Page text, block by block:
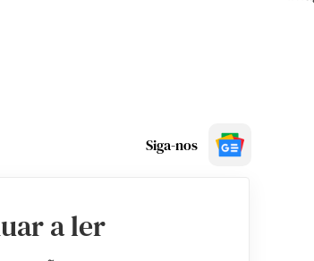
Siga-nos
a ler